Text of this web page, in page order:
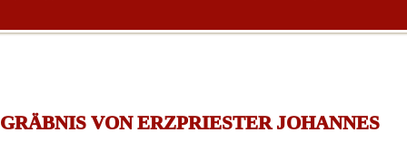
VON ERZPRIESTER JOHANNES